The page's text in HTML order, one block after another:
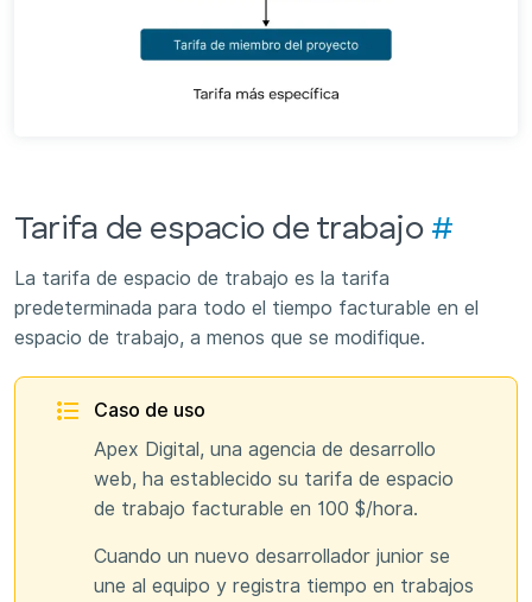
Tarifa de espacio de trabajo #
La tarifa de espacio de trabajo es la tarifa
predeterminada para todo el tiempo facturable en el
espacio de trabajo, a menos que se modifique.
Caso de uso
Apex Digital, una agencia de desarrollo
web, ha establecido su tarifa de espacio
de trabajo facturable en 100 $/hora.
Cuando un nuevo desarrollador junior se
une al equipo y registra tiempo en trabajos